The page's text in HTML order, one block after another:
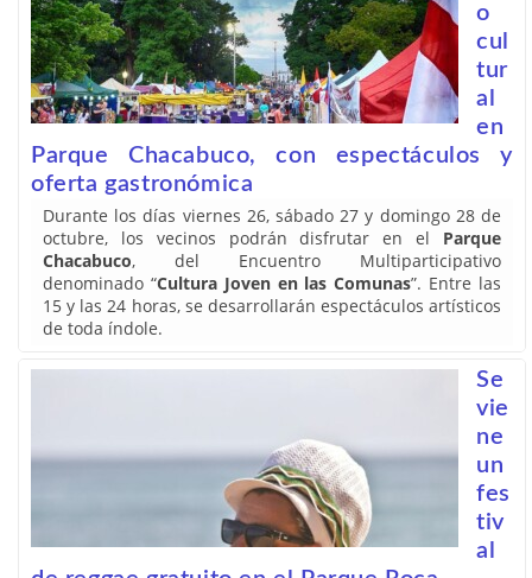
o
cul
tur
al
en
Parque Chacabuco, con espectáculos y
oferta gastronómica
Durante los días viernes 26, sábado 27 y domingo 28 de
octubre, los vecinos podrán disfrutar en el Parque
Chacabuco, del Encuentro Multiparticipativo
denominado “Cultura Joven en las Comunas”. Entre las
15 y las 24 horas, se desarrollarán espectáculos artísticos
de toda índole.
Se
vie
ne
un
fes
tiv
al